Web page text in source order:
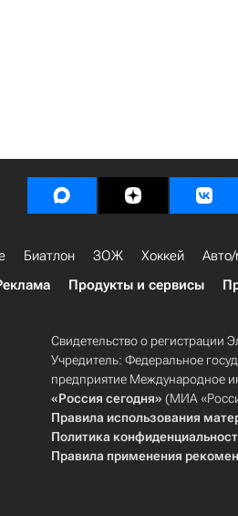
Биатлон ЗОЖ Хоккей
Продукты и сервисы
Свидетельство о
Учредитель: Федеральное
предприятие Международное
«Россия сегодня» (МИА
Правила использования
Политика
Правила применения